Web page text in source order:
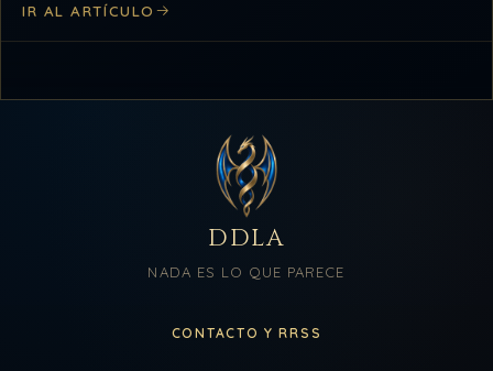
IR AL ARTÍCULO
DDLA
NADA ES LO QUE PARECE
CONTACTO Y RRSS